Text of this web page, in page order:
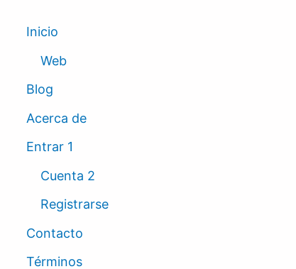
Inicio
Web
Blog
Acerca de
Entrar 1
Cuenta 2
Registrarse
Contacto
Términos